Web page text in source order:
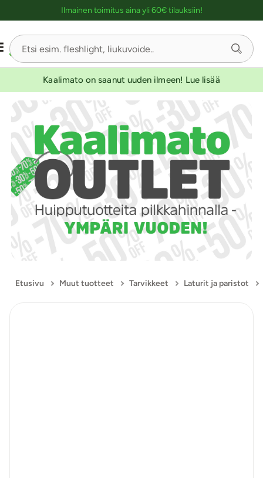
Ilmainen toimitus aina yli 60€ tilauksiin!
Kaalimato on saanut uuden ilmeen! Lue lisää
Etusivu Muut tuotteet Tarvikkeet Laturit ja paristot